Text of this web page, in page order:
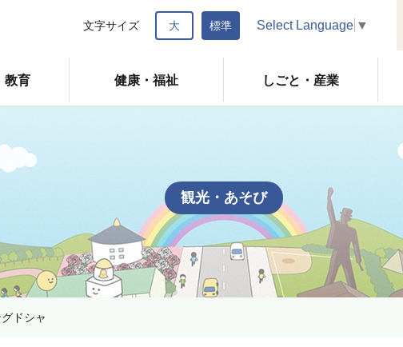
教育 健康・福祉 しごと・産業
文字サイズ 大 標準 Select Language ▼
観光・あそび
ドシャ